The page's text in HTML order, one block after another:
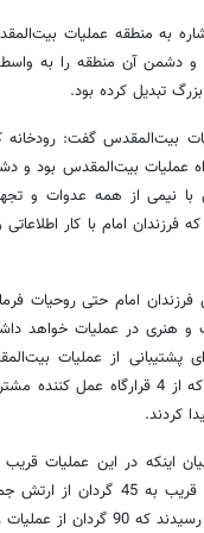
به منطقه عملیات
تبدیل کرده بود.
برای عملیات بیت‌المقدس گفت:
مانع طبیعی بر سر راه عملیات
نیمی از همه عدوات و
که فرزندان امام با کار
امام حتی روحیات
و هنری در عملیات خواهد
پشتیبانی از عملیات
جغرافیای عمومی فکه را انتخاب کردیم؛
کردند.
برعهده داشتند.